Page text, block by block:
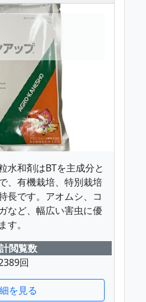
水和剤はBTを主成分と
、有機栽培、特別栽培
長です。アオムシ、コ
など、幅広い害虫に優
。
閲覧数
回
を見る